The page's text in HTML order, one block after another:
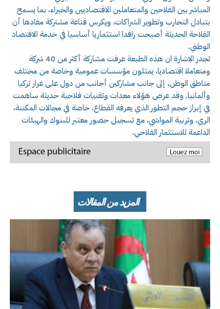
المباشر بين الفلاحين والمتعاملين الاقتصاديين والخبراء، بما يسمح
بتبادل التجارب وتطوير الشراكات، ويكرس قناعة مشتركة مفادها أن
الفلاحة الحديثة أصبحت رافدا استثماريا أساسيا في خدمة الاقتصاد
الوطني.
تجدر الاشارة ان هذه الطبعة عرفت مشاركة أكثر من 40 شركة
ومتعاملا اقتصاديا، يمثلون مؤسسات عمومية وخاصة من مختلف
مناطق الوطن، إلى جانب مشاركين أجانب من دول على غرار تركيا
وألمانيا. وقد عرض هؤلاء معدات وتقنيات فلاحية حديثة ساهمت
في إبراز حجم التطور الذي يعرفه القطاع، خاصة في مجالات المكننة،
الري، وتربية المواشي، مع تسجيل حضور معتبر للبنوك والهيئات
الداعمة للاستثمار الفلاحي.
المزيد من المقالات